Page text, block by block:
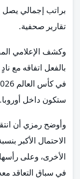
تقارير صحفية.
وكشف الإعلامي
بالفعل اتفاقه مع
ستكون داخل أوروبا.
وأوضح رمزي أن
الاحتمال الأكبر
الأخرى، وعلى
في سباق التعاقد